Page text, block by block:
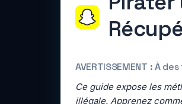
AVERTISSEMENT : À
Ce guide expose les
illégale. Apprenez